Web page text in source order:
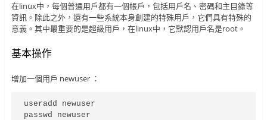
在linux中，每個普通用戶都有一個帳戶，包括用戶名、密碼和主目錄等
資訊。除此之外，還有一些系統本身創建的特殊用戶，它們具有特殊的
意義。其中最重要的是超級用戶，在linux中，它默認用戶名是root。
基本操作
增加一個用戶 newuser ：
useradd newuser
passwd newuser